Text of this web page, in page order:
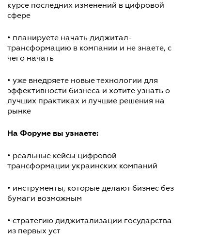
курсе последних изменений в цифровой
сфере
• планируете начать диджитал-
трансформацию в компании и не знаете, с
чего начать
• уже внедряете новые технологии для
эффективности бизнеса и хотите узнать о
лучших практиках и лучшие решения на
рынке
На Форуме вы узнаете:
• реальные кейсы цифровой
трансформации украинских компаний
• инструменты, которые делают бизнес без
бумаги возможным
• стратегию диджитализации государства
из первых уст